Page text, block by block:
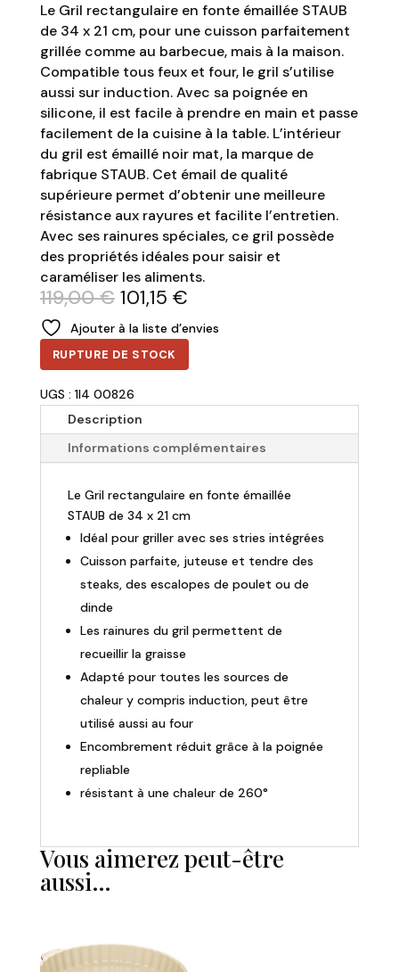
Le Gril rectangulaire en fonte émaillée STAUB
de 34 x 21 cm, pour une cuisson parfaitement
grillée comme au barbecue, mais à la maison.
Compatible tous feux et four, le gril s’utilise
aussi sur induction. Avec sa poignée en
silicone, il est facile à prendre en main et passe
facilement de la cuisine à la table. L’intérieur
du gril est émaillé noir mat, la marque de
fabrique STAUB. Cet émail de qualité
supérieure permet d’obtenir une meilleure
résistance aux rayures et facilite l’entretien.
Avec ses rainures spéciales, ce gril possède
des propriétés idéales pour saisir et
caraméliser les aliments.
119,00€ Le
prix
initial
était :
119,00 €.
101,15 €Le
prix
actuel
101,15 €.
Ajouter à la liste d’envies
RUPTURE DE STOCK
UGS : 1I4 00826
Description
Informations complémentaires
Le Gril rectangulaire en fonte émaillée
STAUB de 34 x 21 cm
Idéal pour griller avec ses stries intégrées
Cuisson parfaite, juteuse et tendre des
steaks, des escalopes de poulet ou de
dinde
Les rainures du gril permettent de
recueillir la graisse
Adapté pour toutes les sources de
chaleur y compris induction, peut être
utilisé aussi au four
Encombrement réduit grâce à la poignée
repliable
résistant à une chaleur de 260°
Vous aimerez peut-être
aussi…